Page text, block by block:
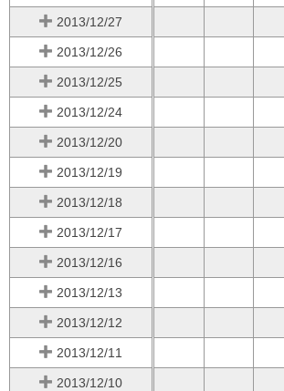
2013/12/27
2013/12/26
2013/12/25
2013/12/24
2013/12/20
2013/12/19
2013/12/18
2013/12/17
2013/12/16
2013/12/13
2013/12/12
2013/12/11
2013/12/10